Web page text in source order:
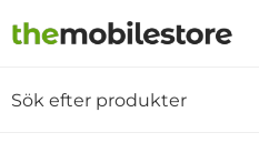
Startsidan för